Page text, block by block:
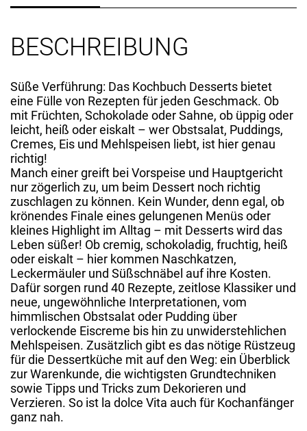
BESCHREIBUNG
Süße Verführung: Das Kochbuch Desserts bietet
eine Fülle von Rezepten für jeden Geschmack. Ob
mit Früchten, Schokolade oder Sahne, ob üppig oder
leicht, heiß oder eiskalt – wer Obstsalat, Puddings,
Cremes, Eis und Mehlspeisen liebt, ist hier genau
richtig!
Manch einer greift bei Vorspeise und Hauptgericht
nur zögerlich zu, um beim Dessert noch richtig
zuschlagen zu können. Kein Wunder, denn egal, ob
krönendes Finale eines gelungenen Menüs oder
kleines Highlight im Alltag – mit Desserts wird das
Leben süßer! Ob cremig, schokoladig, fruchtig, heiß
oder eiskalt – hier kommen Naschkatzen,
Leckermäuler und Süßschnäbel auf ihre Kosten.
Dafür sorgen rund 40 Rezepte, zeitlose Klassiker und
neue, ungewöhnliche Interpretationen, vom
himmlischen Obstsalat oder Pudding über
verlockende Eiscreme bis hin zu unwiderstehlichen
Mehlspeisen. Zusätzlich gibt es das nötige Rüstzeug
für die Dessertküche mit auf den Weg: ein Überblick
zur Warenkunde, die wichtigsten Grundtechniken
sowie Tipps und Tricks zum Dekorieren und
Verzieren. So ist la dolce Vita auch für Kochanfänger
ganz nah.